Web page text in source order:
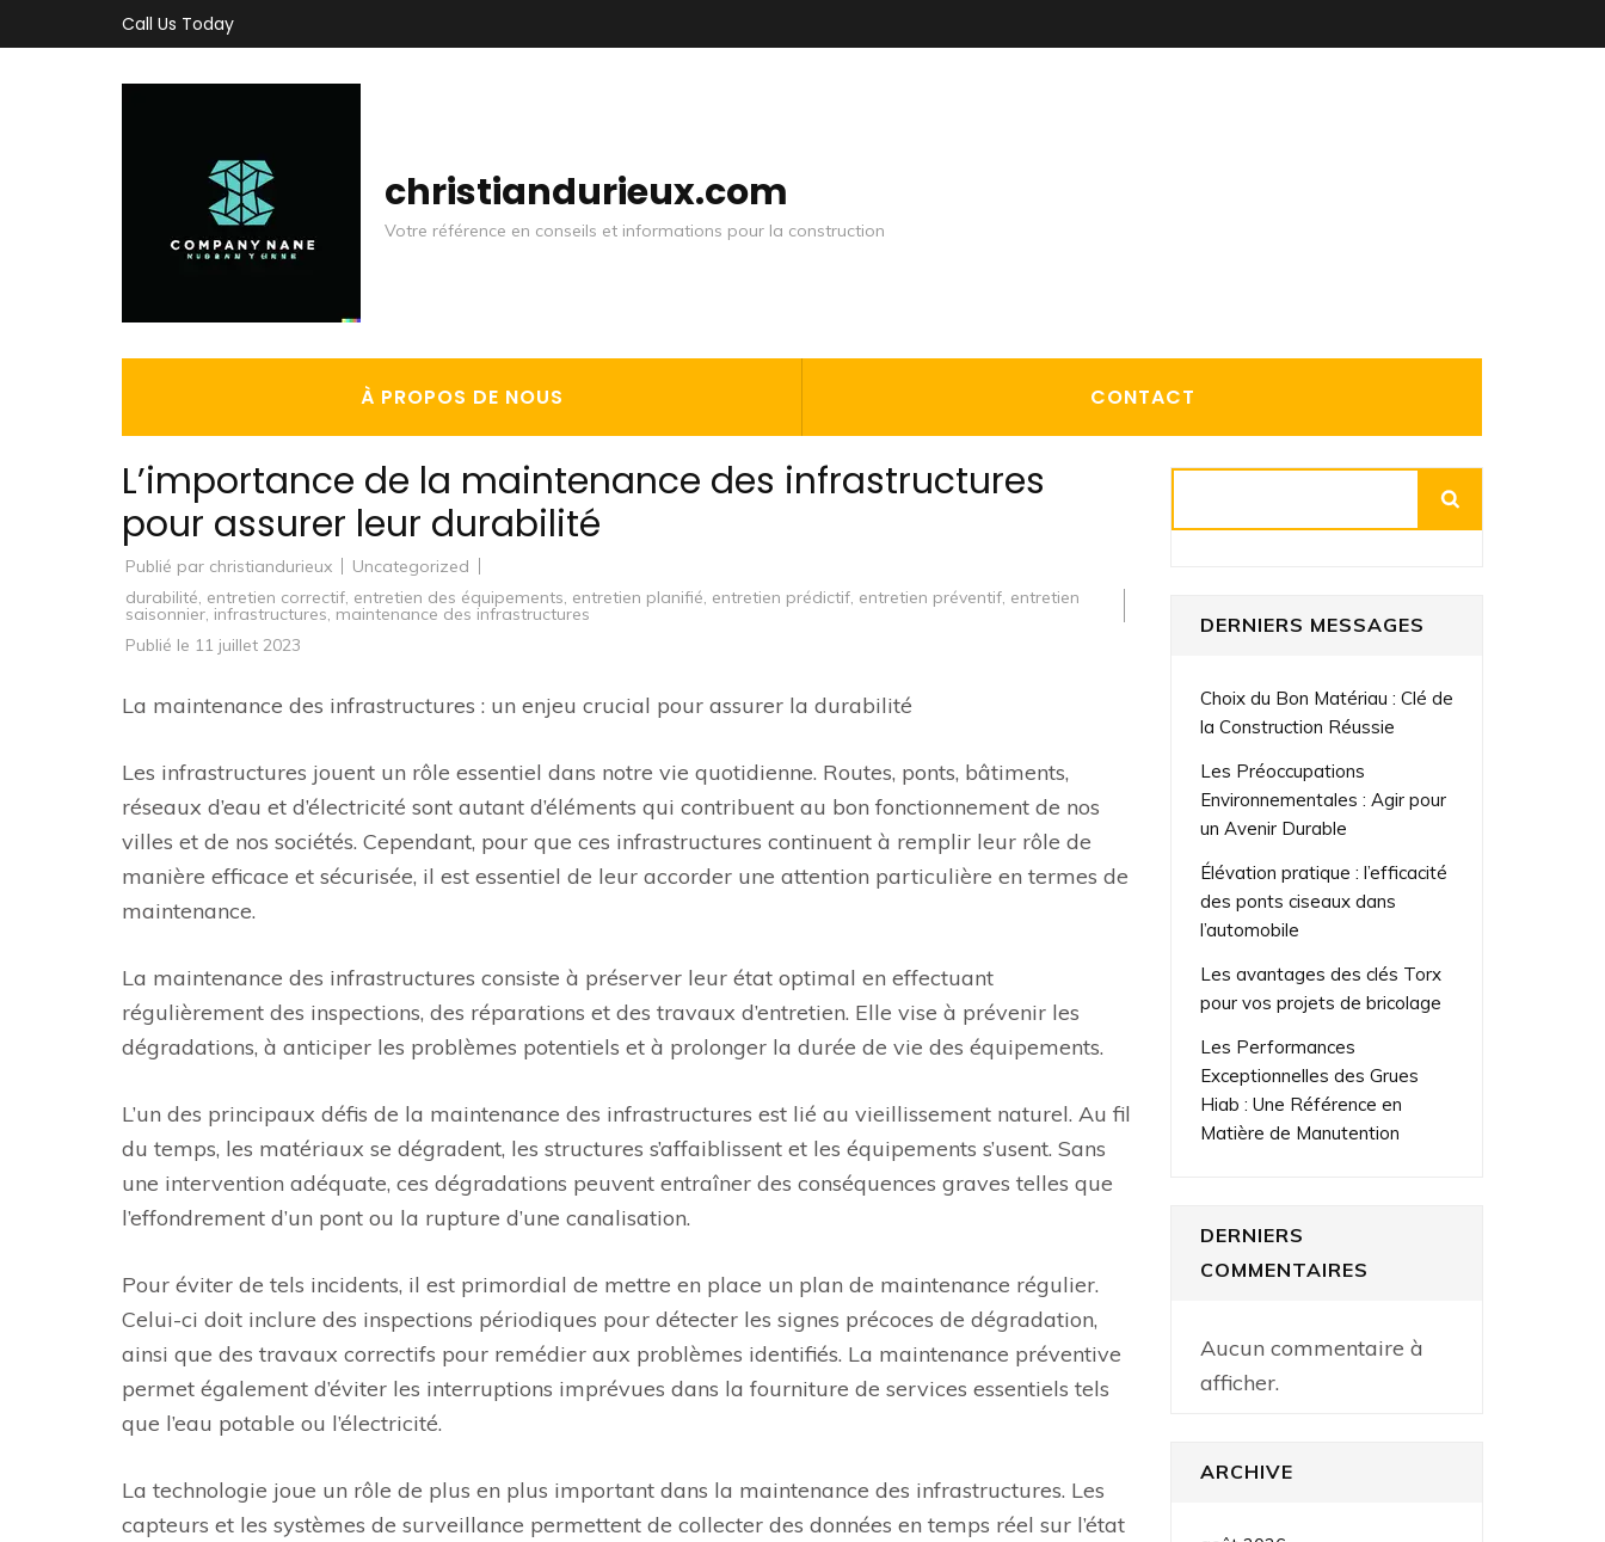
au
Call Us Today
christiandurieux.com
Votre référence en conseils et informations pour la construction
À PROPOS DE NOUS CONTACT
L’importance de la maintenance des infrastructures
pour assurer leur durabilité
Publié par christiandurieux
Uncategorized
durabilité, entretien correctif, entretien des équipements, entretien planifié, entretien prédictif, entretien préventif, entretien
saisonnier, infrastructures, maintenance des infrastructures
Publié le 11 juillet 2023
La maintenance des infrastructures : un enjeu crucial pour assurer la durabilité
Les infrastructures jouent un rôle essentiel dans notre vie quotidienne. Routes, ponts, bâtiments,
réseaux d’eau et d’électricité sont autant d’éléments qui contribuent au bon fonctionnement de nos
villes et de nos sociétés. Cependant, pour que ces infrastructures continuent à remplir leur rôle de
manière efficace et sécurisée, il est essentiel de leur accorder une attention particulière en termes de
maintenance.
La maintenance des infrastructures consiste à préserver leur état optimal en effectuant
régulièrement des inspections, des réparations et des travaux d’entretien. Elle vise à prévenir les
dégradations, à anticiper les problèmes potentiels et à prolonger la durée de vie des équipements.
L’un des principaux défis de la maintenance des infrastructures est lié au vieillissement naturel. Au fil
du temps, les matériaux se dégradent, les structures s’affaiblissent et les équipements s’usent. Sans
une intervention adéquate, ces dégradations peuvent entraîner des conséquences graves telles que
l’effondrement d’un pont ou la rupture d’une canalisation.
Pour éviter de tels incidents, il est primordial de mettre en place un plan de maintenance régulier.
Celui-ci doit inclure des inspections périodiques pour détecter les signes précoces de dégradation,
ainsi que des travaux correctifs pour remédier aux problèmes identifiés. La maintenance préventive
permet également d’éviter les interruptions imprévues dans la fourniture de services essentiels tels
que l’eau potable ou l’électricité.
La technologie joue un rôle de plus en plus important dans la maintenance des infrastructures. Les
capteurs et les systèmes de surveillance permettent de collecter des données en temps réel sur l’état
DERNIERS MESSAGES
Choix du Bon Matériau : Clé de
la Construction Réussie
Les Préoccupations
Environnementales : Agir pour
un Avenir Durable
Élévation pratique : l’efficacité
des ponts ciseaux dans
l’automobile
Les avantages des clés Torx
pour vos projets de bricolage
Les Performances
Exceptionnelles des Grues
Hiab : Une Référence en
Matière de Manutention
DERNIERS
COMMENTAIRES
Aucun commentaire à
afficher.
ARCHIVE